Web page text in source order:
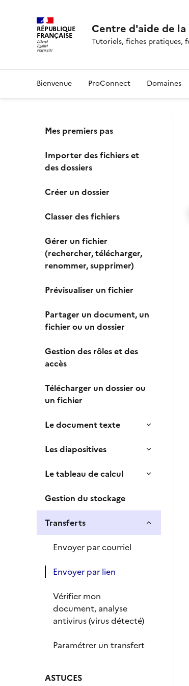
RÉPUBLIQUE
FRANÇAISE Centre d'aide de
Tutoriels, fiches pratiques,
Bienvenue ProConnect Domaines
Mes premiers pas
Importer des fichiers et
des dossiers
Créer un dossier
Classer des fichiers
Gérer un fichier
(rechercher, télécharger,
renommer, supprimer)
Prévisualiser un fichier
Partager un document, un
fichier ou un dossier
Gestion des rôles et des
accès
Télécharger un dossier ou
un fichier
Le document texte
Les diapositives
Le tableau de calcul
Gestion du stockage
Transferts
Envoyer par courriel
Envoyer par lien
Vérifier mon
document, analyse
antivirus (virus détecté)
Paramétrer un transfert
ASTUCES